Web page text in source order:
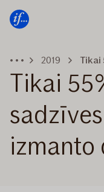
izvēlne
2019
Tikai
izmanto